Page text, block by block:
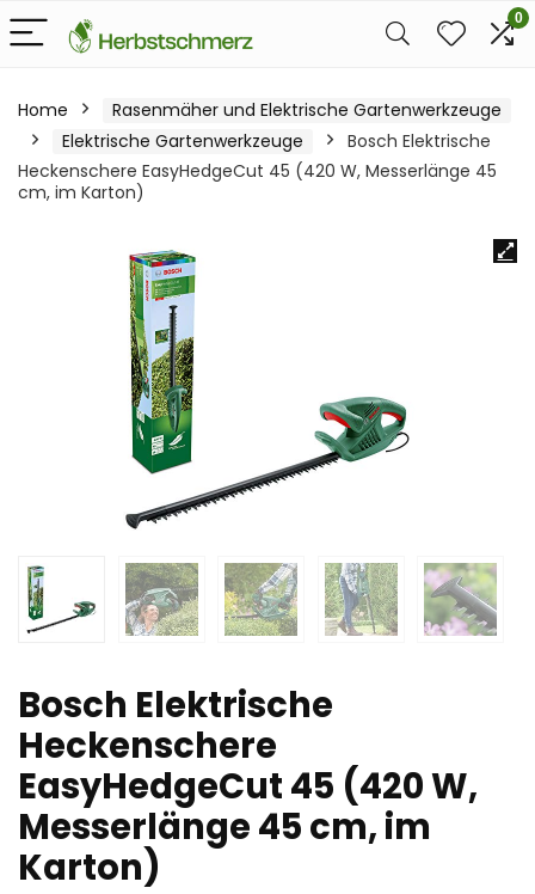
0
Home
Rasenmäher und Elektrische Gartenwerkzeuge
Elektrische Gartenwerkzeuge
Bosch Elektrische
Heckenschere EasyHedgeCut 45 (420 W, Messerlänge 45
cm, im Karton)
Bosch Elektrische
Heckenschere
EasyHedgeCut 45 (420 W,
Messerlänge 45 cm, im
Karton)